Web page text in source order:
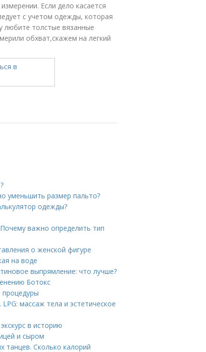
Если дело касается
с учетом одежды, которая
любите толстые вязанные
обхват,скажем на легкий
уменьшить размер пальто?
одежды?
важно определить тип
о женской фигуре
на воде
выпрямление: что лучше?
Ботокс
массаж тела и эстетическое
в историю
и сыром
танцев. Сколько калорий